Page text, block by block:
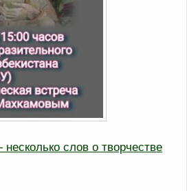
слов о творчестве